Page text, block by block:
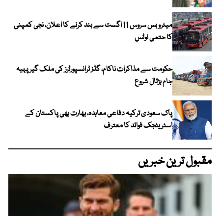
میٹرو بس سروس 11 اگست سے بند کرنے کا اعلان، نجی کمپنی
کا حتمی نوٹس
حکومت سے مذاکرات ناکام، گڈز ٹرانسپورٹرز کی ملک گیر پہیہ
جام ہڑتال شروع
پاک سعودی ترکیہ دفاعی معاہدہ، بھارت بھی پاکستان کے
اسٹریٹجک فوائد کا معترف
مقبول ترین خبریں